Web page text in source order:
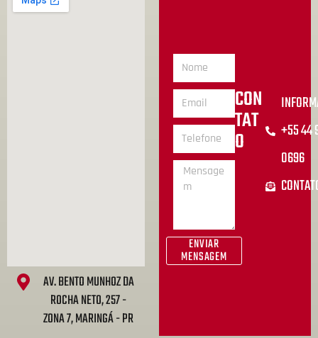
AV. BENTO MUNHOZ DA
ROCHA NETO, 257 -
ZONA 7, MARINGÁ - PR
ENVIAR
MENSAGEM
CON
TAT
O
+55 44
0696